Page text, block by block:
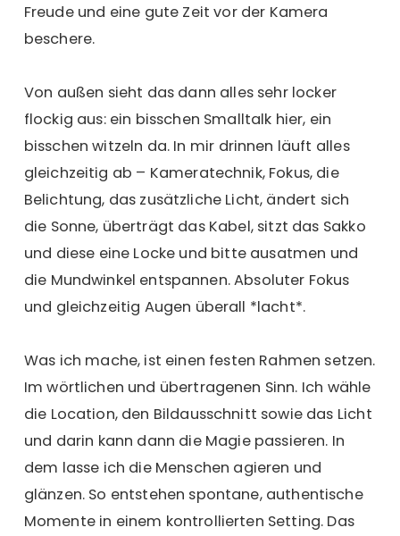
Freude und eine gute Zeit vor der Kamera
beschere.
Von außen sieht das dann alles sehr locker
flockig aus: ein bisschen Smalltalk hier, ein
bisschen witzeln da. In mir drinnen läuft alles
gleichzeitig ab – Kameratechnik, Fokus, die
Belichtung, das zusätzliche Licht, ändert sich
die Sonne, überträgt das Kabel, sitzt das Sakko
und diese eine Locke und bitte ausatmen und
die Mundwinkel entspannen. Absoluter Fokus
und gleichzeitig Augen überall *lacht*.
Was ich mache, ist einen festen Rahmen setzen.
Im wörtlichen und übertragenen Sinn. Ich wähle
die Location, den Bildausschnitt sowie das Licht
und darin kann dann die Magie passieren. In
dem lasse ich die Menschen agieren und
glänzen. So entstehen spontane, authentische
Momente in einem kontrollierten Setting. Das